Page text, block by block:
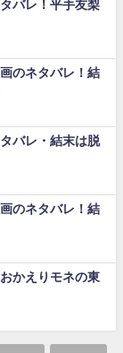
バレ！平手友梨
のネタバレ！結
バレ・結末は脱
のネタバレ！結
かえりモネの東